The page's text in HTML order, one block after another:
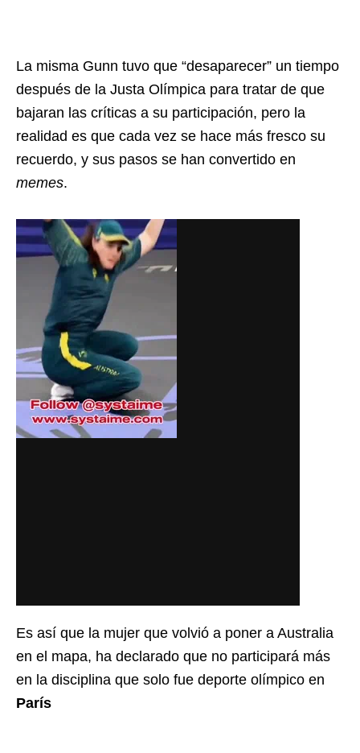
La misma Gunn tuvo que “desaparecer” un tiempo
después de la Justa Olímpica para tratar de que
bajaran las críticas a su participación, pero la
realidad es que cada vez se hace más fresco su
recuerdo, y sus pasos se han convertido en
memes.
Es así que la mujer que volvió a poner a Australia
en el mapa, ha declarado que no participará más
en la disciplina que solo fue deporte olímpico en
París